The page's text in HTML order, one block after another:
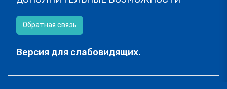
Обратная связь
Версия для слабовидящих.